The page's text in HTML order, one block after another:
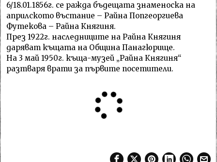
6/18.01.1856г. се ражда бъдещата знаменоска на
априлското въстание – Райна Попгеоргиева
Футекова – Райна Княгиня.
През 1922г. наследниците на Райна Княгиня
даряват къщата на Община Панагюрище.
На 3 май 1950г. къща-музей „Райна Княгиня“
разтваря врати за първите посетители.